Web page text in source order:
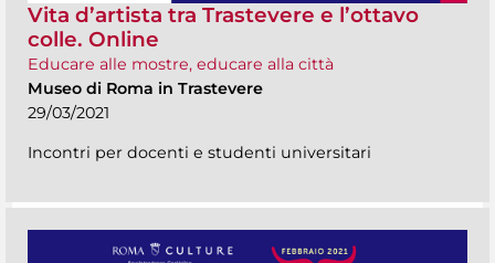
Vita d’artista tra Trastevere e l’ottavo
colle. Online
Educare alle mostre, educare alla città
Museo di Roma in Trastevere
29/03/2021
Incontri per docenti e studenti universitari